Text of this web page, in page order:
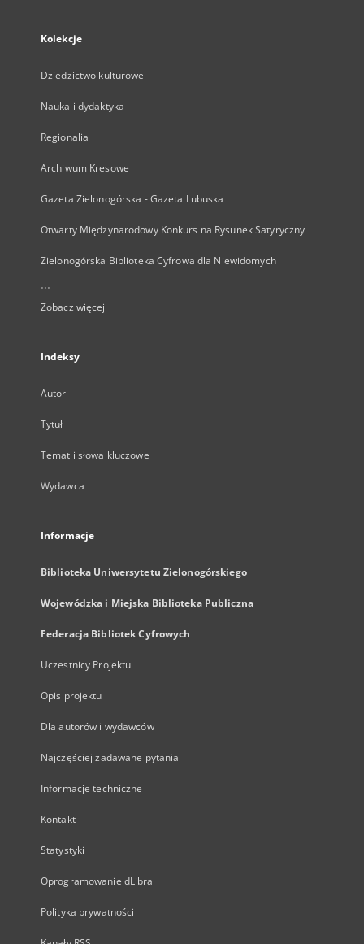
Kolekcje
Dziedzictwo kulturowe
Nauka i dydaktyka
Regionalia
Archiwum Kresowe
Gazeta Zielonogórska - Gazeta Lubuska
Otwarty Międzynarodowy Konkurs na Rysunek Satyryczny
Zielonogórska Biblioteka Cyfrowa dla Niewidomych
...
Zobacz więcej
Indeksy
Autor
Tytuł
Temat i słowa kluczowe
Wydawca
Informacje
Biblioteka Uniwersytetu Zielonogórskiego
Wojewódzka i Miejska Biblioteka Publiczna
Federacja Bibliotek Cyfrowych
Uczestnicy Projektu
Opis projektu
Dla autorów i wydawców
Najczęściej zadawane pytania
Informacje techniczne
Kontakt
Statystyki
Oprogramowanie dLibra
Polityka prywatności